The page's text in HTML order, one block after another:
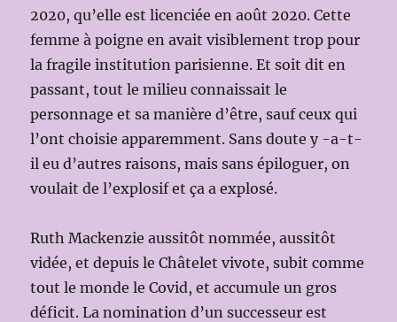
2020, qu’elle est licenciée en août 2020. Cette
femme à poigne en avait visiblement trop pour
la fragile institution parisienne. Et soit dit en
passant, tout le milieu connaissait le
personnage et sa manière d’être, sauf ceux qui
l’ont choisie apparemment. Sans doute y -a-t-
il eu d’autres raisons, mais sans épiloguer, on
voulait de l’explosif et ça a explosé.
Ruth Mackenzie aussitôt nommée, aussitôt
vidée, et depuis le Châtelet vivote, subit comme
tout le monde le Covid, et accumule un gros
déficit. La nomination d’un successeur est